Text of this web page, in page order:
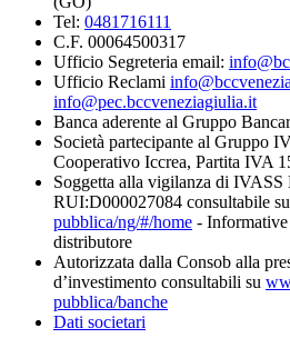
Tel: 0481716111
C.F. 00064500317
Ufficio Segreteria email:
Ufficio Reclami
info@pec.bccveneziagiulia.it
Banca aderente al Gruppo
Società partecipante al Gruppo
Cooperativo Iccrea, Partita IVA
Soggetta alla vigilanza di IVASS
RUI:D000027084 consultabile su
pubblica/ng/#/home - Informative
distributore
Autorizzata dalla Consob alla
d’investimento consultabili su
pubblica/banche
Dati societari